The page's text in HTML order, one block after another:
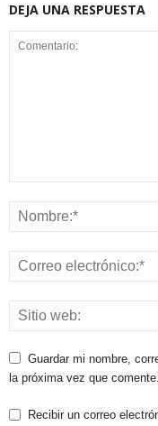
DEJA UNA RESPUESTA
Guardar mi nombre,
la próxima vez que comente.
Recibir un correo